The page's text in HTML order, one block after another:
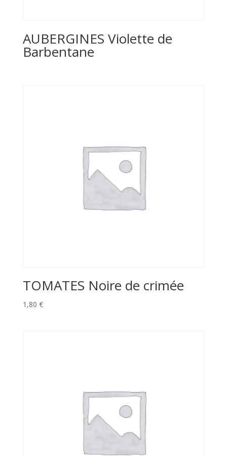
AUBERGINES Violette de
Barbentane
TOMATES Noire de crimée
1,80 €